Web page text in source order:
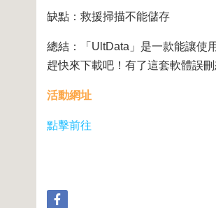
缺點：救援掃描不能儲存
總結：「UltData」是一款能讓使
趕快來下載吧！有了這套軟體誤
活動網址
點擊前往